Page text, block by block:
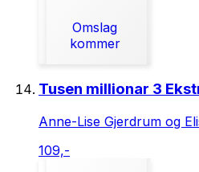
Omslag
kommer
Tusen millionar 3
Anne-Lise Gjerdrum og
109,-